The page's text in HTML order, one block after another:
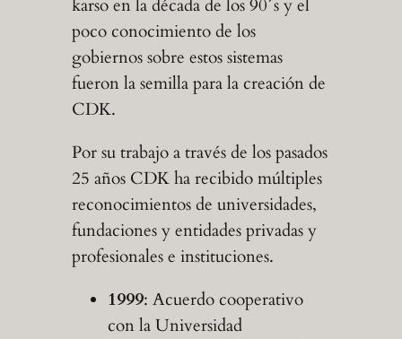
karso en la década de los 90´s y el
poco conocimiento de los
gobiernos sobre estos sistemas
fueron la semilla para la creación de
CDK.
Por su trabajo a través de los pasados
25 años CDK ha recibido múltiples
reconocimientos de universidades,
fundaciones y entidades privadas y
profesionales e instituciones.
1999: Acuerdo cooperativo
con la Universidad